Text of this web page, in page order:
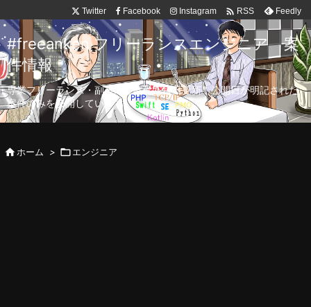
Twitter Facebook Instagram  RSS Feedly
#freeanken フリーランスエンジニア 案
件情報
専業フリーランス・副業向け案件を毎日更新！公開日が明記された
案件のみを公開しています。
ホーム > エンジニア